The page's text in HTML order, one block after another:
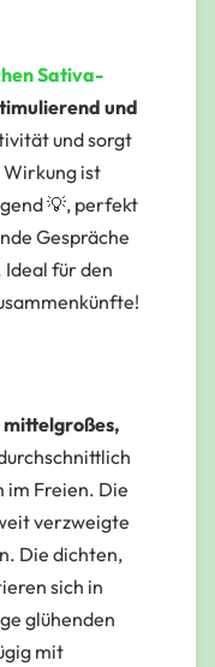
Sativa-
und
und sorgt
ist
💡, perfekt
Gespräche
für den
mittelgroßes,
im Freien. Die
verzweigte
Die dichten,
sich in
glühenden
mit